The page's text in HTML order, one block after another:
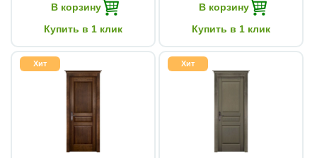
В корзину
Купить в 1 клик
В корзину
Купить в 1 клик
Хит Хит